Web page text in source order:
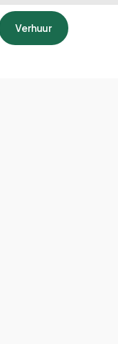
Verhuur